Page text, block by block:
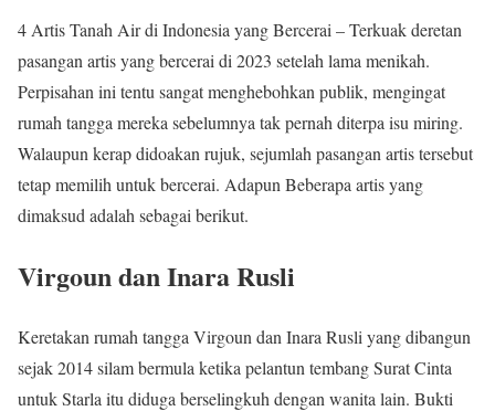
4 Artis Tanah Air di Indonesia yang Bercerai – Terkuak deretan
pasangan artis yang bercerai di 2023 setelah lama menikah.
Perpisahan ini tentu sangat menghebohkan publik, mengingat
rumah tangga mereka sebelumnya tak pernah diterpa isu miring.
Walaupun kerap didoakan rujuk, sejumlah pasangan artis tersebut
tetap memilih untuk bercerai. Adapun Beberapa artis yang
dimaksud adalah sebagai berikut.
Virgoun dan Inara Rusli
Keretakan rumah tangga Virgoun dan Inara Rusli yang dibangun
sejak 2014 silam bermula ketika pelantun tembang Surat Cinta
untuk Starla itu diduga berselingkuh dengan wanita lain. Bukti